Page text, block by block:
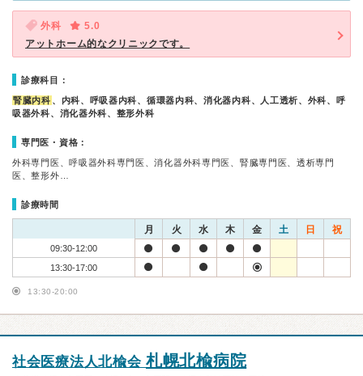
外科
5.0
アットホーム的なクリニックです。
診療科目：
腎臓内科 、内科、呼吸器内科、循環器内科、消化器内科、人工透析、外科、呼
吸器外科、消化器外科、整形外科
専門医・資格：
外科専門医、呼吸器外科専門医、消化器外科専門医、腎臓専門医、透析専門
医、整形外…
診療時間
月 火 水 木 金 土 日 祝
09:30-12:00
13:30-17:00
13:30-20:00
社会医療法人北楡会 札幌北楡病院